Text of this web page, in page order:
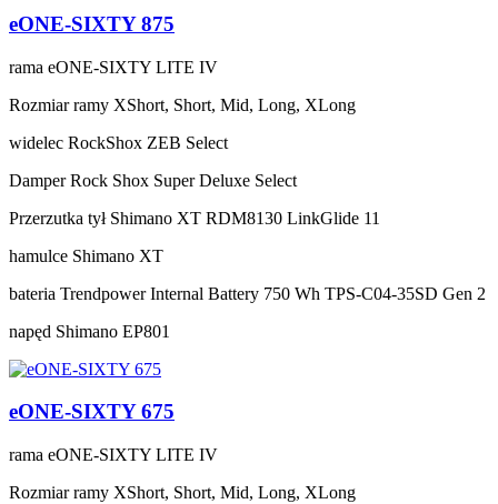
eONE-SIXTY 875
rama eONE-SIXTY LITE IV
Rozmiar ramy XShort, Short, Mid, Long, XLong
widelec RockShox ZEB Select
Damper Rock Shox Super Deluxe Select
Przerzutka tył Shimano XT RDM8130 LinkGlide 11
hamulce Shimano XT
bateria Trendpower Internal Battery 750 Wh TPS-C04-35SD Gen 2
napęd Shimano EP801
eONE-SIXTY 675
rama eONE-SIXTY LITE IV
Rozmiar ramy XShort, Short, Mid, Long, XLong